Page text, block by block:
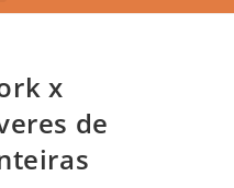
x
de